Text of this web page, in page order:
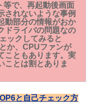
で、再起動後画面
されないような事例
動部分の情報がおか
ドライバの問題なの
ックしてみると
か、CPUファンが
こともあります。実
ことは割とありま
と自己チェック方